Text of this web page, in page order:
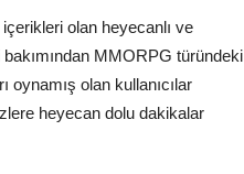
olan heyecanlı ve
MMORPG türündeki
olan kullanıcılar
heyecan dolu dakikalar